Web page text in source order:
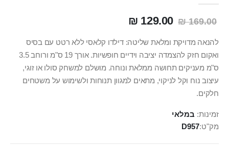
169.00 ₪
129.00 ₪
להנאה מדויקת ומלאת שליטה: דילדו קלאסי ללא רטט עם בסיס
ואקום חזק להצמדה יציבה וידיים חופשיות. אורך 19 ס"מ ורוחב 3.5
ס"מ מעניקים תחושה ממלאת ונוחה. מושלם למשחק סולו או זוגי,
עיצוב נוח וקל לניקוי, מתאים למגוון תנוחות ולשימוש על משטחים
חלקים.
זמינות: במלאי
מק"ט D957